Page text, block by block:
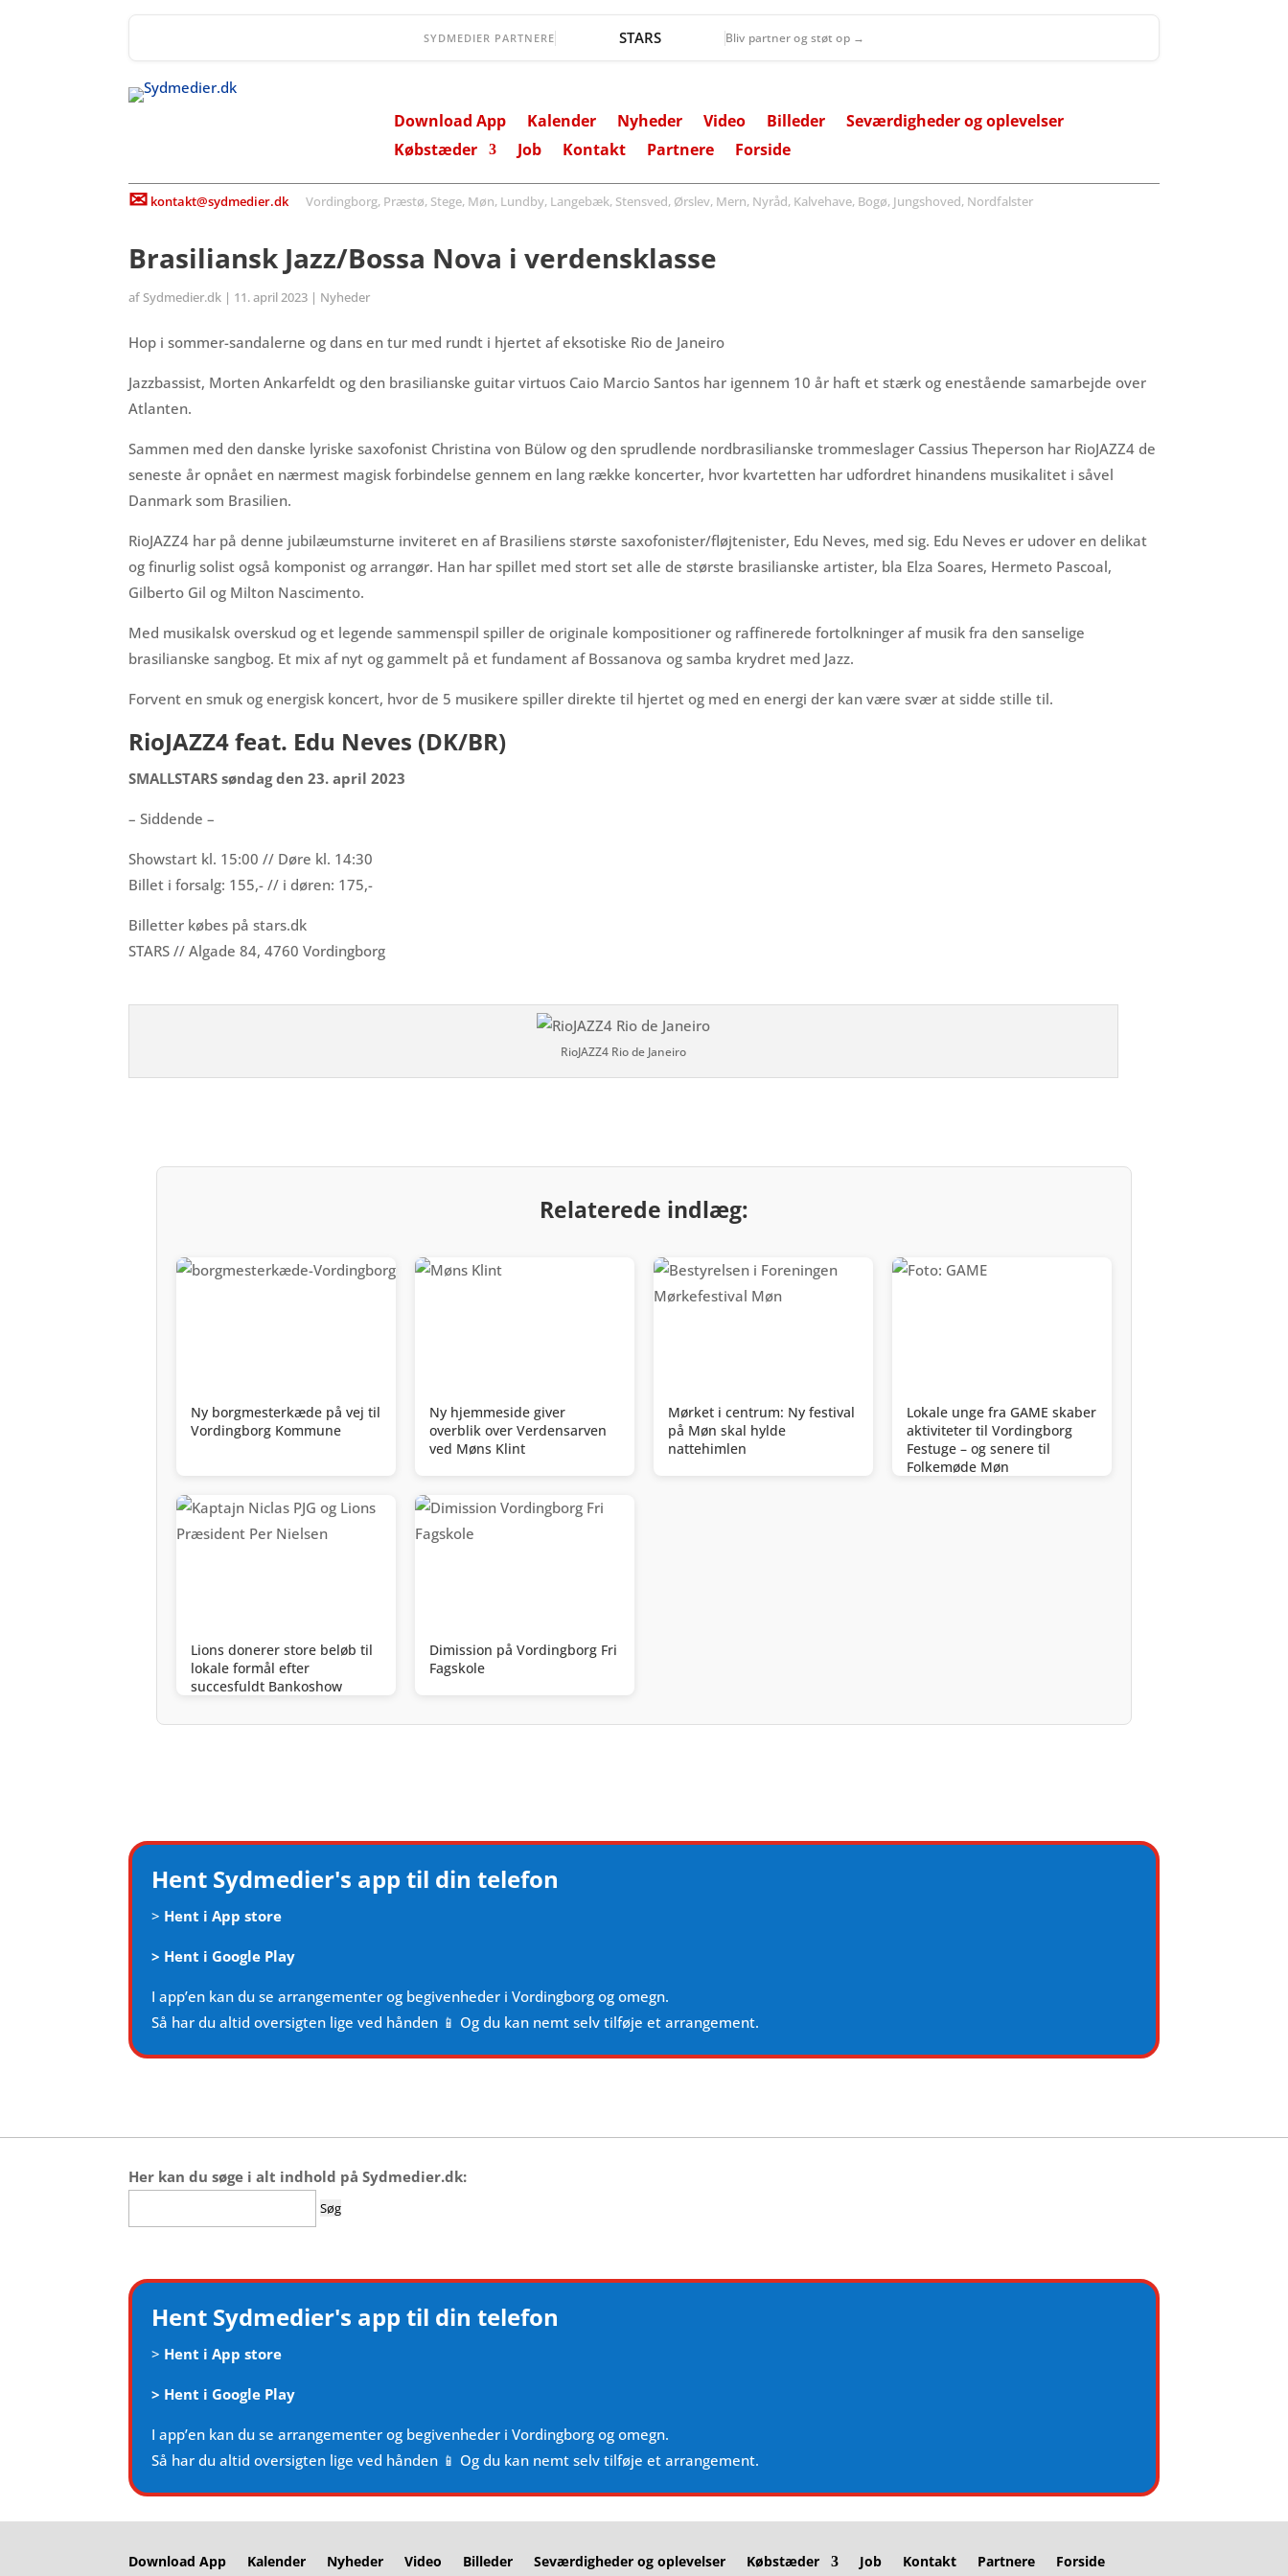
SYDMEDIER PARTNERE Lollands Bank Bliv partner og støt op →
Download App Kalender Nyheder Video Billeder
Seværdigheder og oplevelser
Købstæder
Job Kontakt Partnere Forside
✉ kontakt@sydmedier.dkVordingborg, Præstø, Stege, Møn, Lundby, Langebæk, Stensved, Ørslev, Mern, Nyråd, Kalvehave, Bogø, Jungshoved, Nordfalster
Brasiliansk Jazz/Bossa Nova i verdensklasse
af Sydmedier.dk | 11. april 2023 | Nyheder
Hop i sommer-sandalerne og dans en tur med rundt i hjertet af eksotiske Rio de Janeiro
Jazzbassist, Morten Ankarfeldt og den brasilianske guitar virtuos Caio Marcio Santos har igennem 10 år haft et stærk og enestående samarbejde over
Atlanten.
Sammen med den danske lyriske saxofonist Christina von Bülow og den sprudlende nordbrasilianske trommeslager Cassius Theperson har RioJAZZ4 de
seneste år opnået en nærmest magisk forbindelse gennem en lang række koncerter, hvor kvartetten har udfordret hinandens musikalitet i såvel
Danmark som Brasilien.
RioJAZZ4 har på denne jubilæumsturne inviteret en af Brasiliens største saxofonister/fløjtenister, Edu Neves, med sig. Edu Neves er udover en delikat
og finurlig solist også komponist og arrangør. Han har spillet med stort set alle de største brasilianske artister, bla Elza Soares, Hermeto Pascoal,
Gilberto Gil og Milton Nascimento.
Med musikalsk overskud og et legende sammenspil spiller de originale kompositioner og raffinerede fortolkninger af musik fra den sanselige
brasilianske sangbog. Et mix af nyt og gammelt på et fundament af Bossanova og samba krydret med Jazz.
Forvent en smuk og energisk koncert, hvor de 5 musikere spiller direkte til hjertet og med en energi der kan være svær at sidde stille til.
RioJAZZ4 feat. Edu Neves (DK/BR)
SMALLSTARS søndag den 23. april 2023
– Siddende –
Showstart kl. 15:00 // Døre kl. 14:30
Billet i forsalg: 155,- // i døren: 175,-
Billetter købes på stars.dk
STARS // Algade 84, 4760 Vordingborg
RioJAZZ4 Rio de Janeiro
Relaterede indlæg:
Ny borgmesterkæde på vej til
Vordingborg Kommune
Ny hjemmeside giver
overblik over Verdensarven
ved Møns Klint
Mørket i centrum: Ny festival
på Møn skal hylde
nattehimlen
Lokale unge fra GAME skaber
aktiviteter til Vordingborg
Festuge – og senere til
Folkemøde Møn
Lions donerer store beløb til
lokale formål efter
succesfuldt Bankoshow
Dimission på Vordingborg Fri
Fagskole
Hent Sydmedier's app til din telefon
> Hent i App store
> Hent i Google Play
I app’en kan du se arrangementer og begivenheder i Vordingborg og omegn.
Så har du altid oversigten lige ved hånden 📱 Og du kan nemt selv tilføje et arrangement.
Her kan du søge i alt indhold på Sydmedier.dk:
efter:
Hent Sydmedier's app til din telefon
> Hent i App store
> Hent i Google Play
I app’en kan du se arrangementer og begivenheder i Vordingborg og omegn.
Så har du altid oversigten lige ved hånden 📱 Og du kan nemt selv tilføje et arrangement.
Download App Kalender Nyheder Video Billeder Seværdigheder og oplevelser Købstæder Job Kontakt Partnere Forside